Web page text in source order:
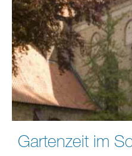
Gartenzeit im